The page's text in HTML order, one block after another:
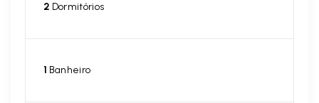
2 Dormitórios
1 Banheiro